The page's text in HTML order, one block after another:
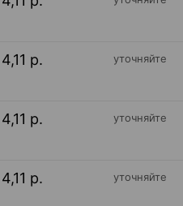
4,11 р. уточняйте
4,11 р. уточняйте
4,11 р. уточняйте